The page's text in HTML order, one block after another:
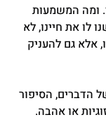
ומה המשמעות
לו את חיינו, לא
אלא גם להעניק
הדברים, הסיפור
או אהבה.